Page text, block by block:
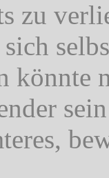
zu
könnte